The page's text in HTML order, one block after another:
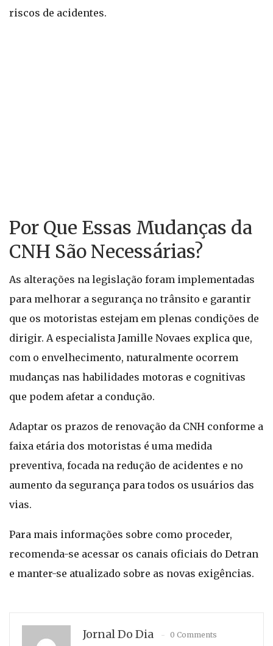
riscos de acidentes.
Por Que Essas Mudanças da
CNH São Necessárias?
As alterações na legislação foram implementadas
para melhorar a segurança no trânsito e garantir
que os motoristas estejam em plenas condições de
dirigir. A especialista Jamille Novaes explica que,
com o envelhecimento, naturalmente ocorrem
mudanças nas habilidades motoras e cognitivas
que podem afetar a condução.
Adaptar os prazos de renovação da CNH conforme a
faixa etária dos motoristas é uma medida
preventiva, focada na redução de acidentes e no
aumento da segurança para todos os usuários das
vias.
Para mais informações sobre como proceder,
recomenda-se acessar os canais oficiais do Detran
e manter-se atualizado sobre as novas exigências.
Jornal Do Dia 0 Comments